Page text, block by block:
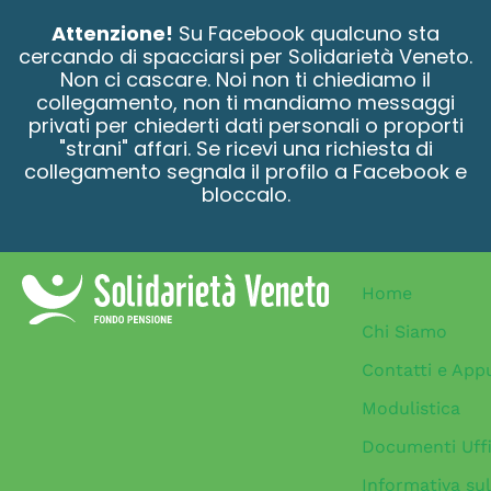
Attenzione! Su Facebook qualcuno sta
cercando di spacciarsi per Solidarietà Veneto.
Non ci cascare. Noi non ti chiediamo il
collegamento, non ti mandiamo messaggi
privati per chiederti dati personali o proporti
"strani" affari. Se ricevi una richiesta di
collegamento segnala il profilo a Facebook e
bloccalo.
Home
Chi Siamo
Contatti e
Modulistica
Documenti
Informativa